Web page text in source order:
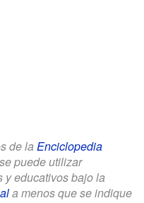
de la Enciclopedia
puede utilizar
y educativos bajo la
a menos que se indique